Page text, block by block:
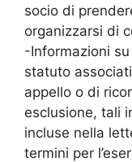
socio di
organizzarsi di
-Informazioni
statuto
appello o di
esclusione, tali
incluse nella
termini per